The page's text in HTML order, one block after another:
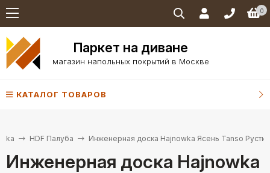
0
Паркет на диване
магазин напольных покрытий в Москве
КАТАЛОГ ТОВАРОВ
HDF Палуба Инженерная доска Hajnowka Ясень Tanso Рустик
Инженерная доска Hajnowka